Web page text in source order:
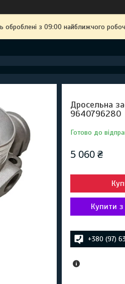
оброблені з 09:00 найближчого
Дросельна
9640796280
Готово до
5 060 ₴
Купити з
+380 (97)